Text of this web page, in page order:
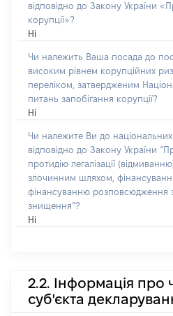
відповідно до Закону України
корупції»?
Ні
Чи належить Ваша посада до
високим рівнем корупційних
переліком, затвердженим
питань запобігання корупції?
Ні
Чи належите Ви до національних
відповідно до Закону України
протидію легалізації
злочинним шляхом,
фінансуванню розповсюдження
знищення”?
Ні
2.2. Інформація про
суб'єкта